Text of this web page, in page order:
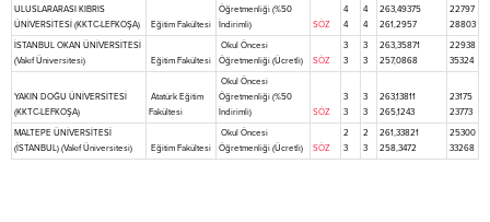
ULUSLARARASI KIBRIS
ÜNİVERSİTESİ (KKTC-LEFKOŞA)
Eğitim Fakültesi
Öğretmenliği (%50
İndirimli)
SÖZ
4
4
4
4
263,49375
261,2957
22797
28803
İSTANBUL OKAN ÜNİVERSİTESİ
(Vakıf Üniversitesi)
Eğitim Fakültesi
Okul Öncesi
Öğretmenliği (Ücretli)
SÖZ
3
3
3
3
263,35871
257,0868
22938
35324
YAKIN DOĞU ÜNİVERSİTESİ
(KKTC-LEFKOŞA)
Atatürk Eğitim
Fakültesi
Okul Öncesi
Öğretmenliği (%50
İndirimli)
SÖZ
3
3
3
3
263,13811
265,1243
23175
23773
MALTEPE ÜNİVERSİTESİ
(İSTANBUL) (Vakıf Üniversitesi)
Eğitim Fakültesi
Okul Öncesi
Öğretmenliği (Ücretli)
SÖZ
2
3
2
3
261,33821
258,3472
25300
33268